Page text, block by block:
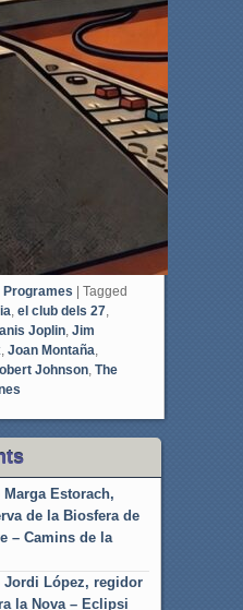
Programes | Tagged
el club dels 27,
Joplin, Jim
, Joan Montaña
Johnson, The
Marga Estorach,
de la Biosfera de
– Camins de la
Jordi López, regidor
la Nova – Eclipsi